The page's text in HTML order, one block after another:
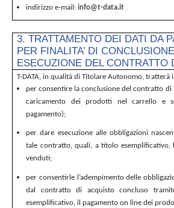
indirizzo e-mail:info@t-data.it
3. TRATTAMENTO DEI DATI DA
PER FINALITA’ DI
ESECUZIONE DEL CONTRATTO
T-DATA, in qualità di Titolare Autonomo, tratterà
per consentire la conclusione del contratto di
caricamento dei prodotti nel carrello e
pagamento);
per dare esecuzione alle obbligazioni
tale contratto, quali, a titolo esemplificativo,
venduti;
per consentirle l’adempimento delle
dal contratto di acquisto concluso
esemplificativo, il pagamento on line dei